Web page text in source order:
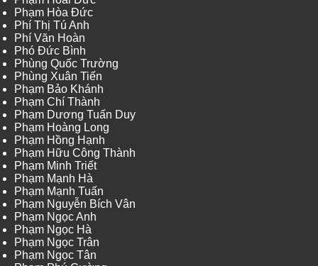
Phạm Hòa Đức
Phí Thị Tú Anh
Phí Văn Hoàn
Phó Đức Bình
Phùng Quốc Trường
Phùng Xuân Tiến
Phạm Bảo Khánh
Phạm Chí Thành
Phạm Dương Tuấn Duy
Phạm Hoàng Long
Phạm Hồng Hạnh
Phạm Hữu Công Thành
Phạm Minh Triết
Phạm Mạnh Hà
Phạm Mạnh Tuấn
Phạm Nguyễn Bích Vân
Phạm Ngọc Anh
Phạm Ngọc Hà
Phạm Ngọc Trân
Phạm Ngọc Tân